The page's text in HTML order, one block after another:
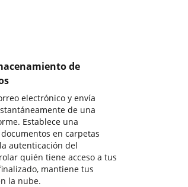
de
electrónico y envía
de una
Establece una
en carpetas
autenticación del
quién tiene acceso a tus
mantiene tus
la nube.